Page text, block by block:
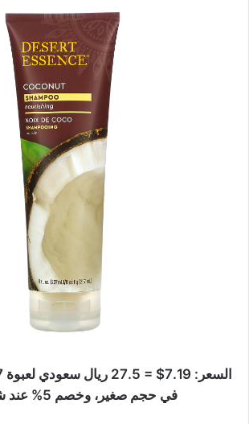
في حجم صغير، وخصم 5% عند شراء 4.